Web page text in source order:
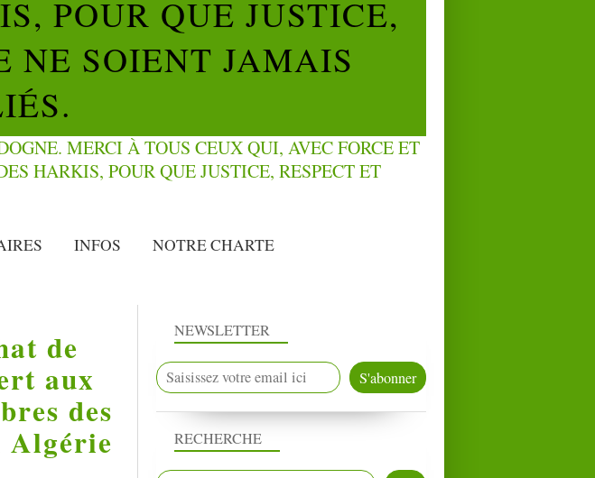
POUR QUE JUSTICE,
NE SOIENT JAMAIS
INFOS NOTRE CHARTE
de
aux
des
Algérie
NEWSLETTER
RECHERCHE